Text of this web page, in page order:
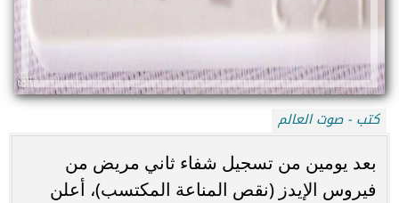
كتب - صوت العالم
بعد يومين من تسجيل شفاء ثاني مريض من
فيروس الإيدز (نقص المناعة المكتسب)، أعلن